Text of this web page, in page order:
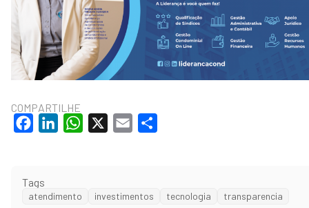
COMPARTILHE
Facebook
LinkedInWhatsApp
X Email
Tags
atendimento investimentos tecnologia transparencia